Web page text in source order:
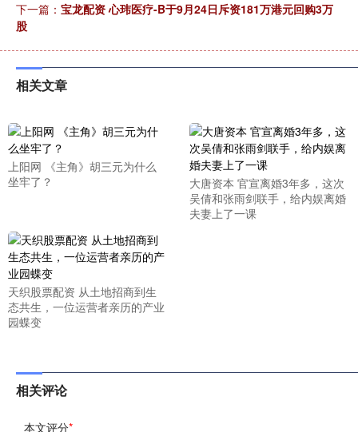
下一篇： 宝龙配资 心玮医疗-B于9月24日斥资181万港元回购3万
股
相关文章
上阳网 《主角》胡三元为什么
坐牢了？
大唐资本 官宣离婚3年多，这次
吴倩和张雨剑联手，给内娱离婚
夫妻上了一课
天织股票配资 从土地招商到生
态共生，一位运营者亲历的产业
园蝶变
相关评论
本文评分*